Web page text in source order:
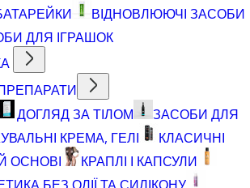
ВІДНОВЛЮЮЧІ ЗАСОБИ
ДЛЯ ІГРАШОК
ДОГЛЯД ЗА ТІЛОМ
ЗАСОБИ ДЛЯ
КРЕМА, ГЕЛІ
КЛАСИЧНІ
ОСНОВІ
КРАПЛІ І КАПСУЛИ